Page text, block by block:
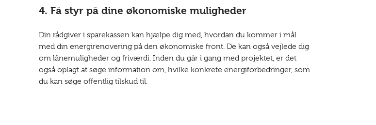
4. Få styr på dine økonomiske muligheder
Din rådgiver i sparekassen kan hjælpe dig med, hvordan du kommer i mål
med din energirenovering på den økonomiske front. De kan også vejlede dig
om lånemuligheder og friværdi. Inden du går i gang med projektet, er det
også oplagt at søge information om, hvilke konkrete energiforbedringer, som
du kan søge offentlig tilskud til.